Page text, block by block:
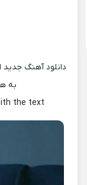
دانلود آهنگ
به
the text